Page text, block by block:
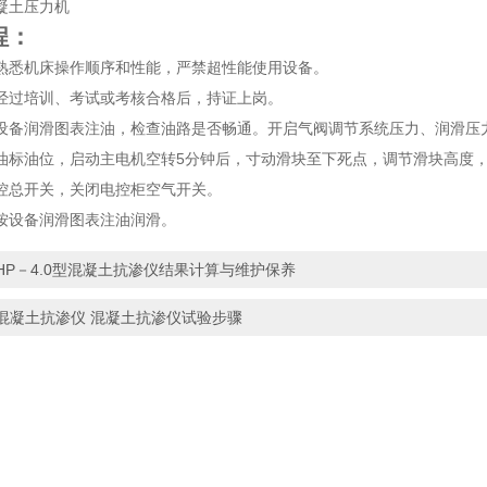
土压力机
悉机床操作顺序和性能，严禁超性能使用设备。
过培训、考试或考核合格后，持证上岗。
备润滑图表注油，检查油路是否畅通。开启气阀调节系统压力、润滑
标油位，启动主电机空转5分钟后，寸动滑块至下死点，调节滑块高度
总开关，关闭电控柜空气开关。
设备润滑图表注油润滑。
－4.0型混凝土抗渗仪结果计算与维护保养
凝土抗渗仪 混凝土抗渗仪试验步骤